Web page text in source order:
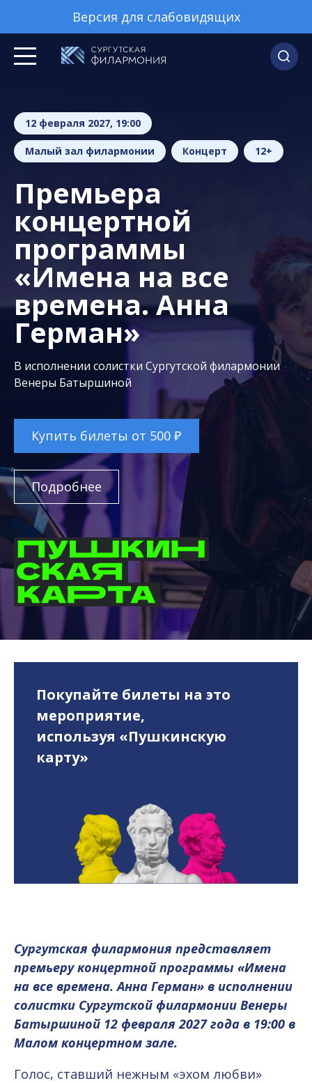
Версия для слабовидящих
12 февраля 2027, 19:00
Малый зал филармонии Концерт 12+
Премьера
концертной
программы
«Имена на все
времена. Анна
Герман»
В исполнении солистки Сургутской филармонии
Венеры Батыршиной
Купить билеты от 500 ₽
Подробнее
Покупайте билеты на это
мероприятие,
используя «Пушкинскую
карту»
Сургутская филармония представляет
премьеру концертной программы «Имена
на все времена. Анна Герман» в исполнении
солистки Сургутской филармонии Венеры
Батыршиной 12 февраля 2027 года в 19:00 в
Малом концертном зале.
Голос, ставший нежным «эхом любви»